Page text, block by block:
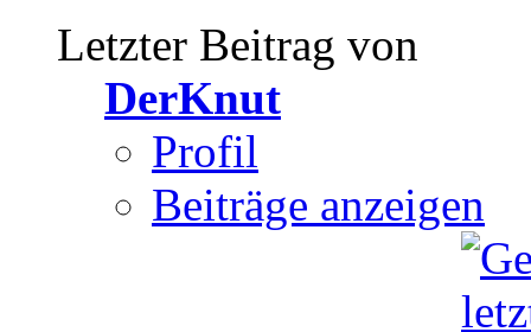
Letzter Beitrag von
DerKnut
Profil
Beiträge anzeigen